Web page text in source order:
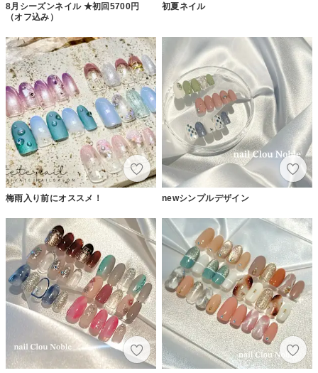
8月シーズンネイル ★初回5700円
（オフ込み）
初夏ネイル
梅雨入り前にオススメ！ newシンプルデザイン